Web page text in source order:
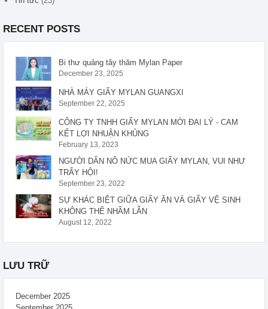
RECENT POSTS
Bi thư quảng tây thăm Mylan Paper
December 23, 2025
NHÀ MÁY GIẤY MYLAN GUANGXI
September 22, 2025
CÔNG TY TNHH GIẤY MYLAN MỜI ĐẠI LÝ - CAM
KẾT LỢI NHUẬN KHỦNG
February 13, 2023
NGƯỜI DÂN NÔ NỨC MUA GIẤY MYLAN, VUI NHƯ
TRẨY HỘI!
September 23, 2022
SỰ KHÁC BIỆT GIỮA GIẤY ĂN VÀ GIẤY VỆ SINH
KHÔNG THỂ NHẦM LẪN
August 12, 2022
LƯU TRỮ
December 2025